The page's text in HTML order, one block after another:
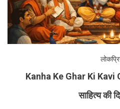
Kanha Ke Ghar Ki Kavi
साहित्य की